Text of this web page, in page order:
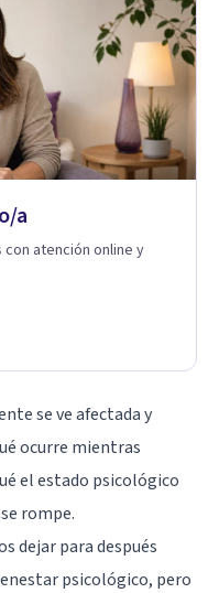
a
atención online y
se ve afectada y
ocurre mientras
el estado psicológico
rompe.
dejar para después
psicológico, pero